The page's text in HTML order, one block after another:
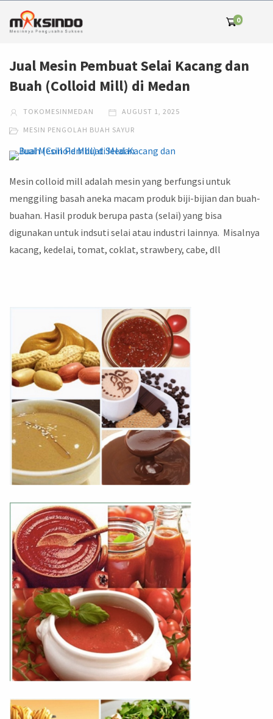
0
Jual Mesin Pembuat Selai Kacang dan
Buah (Colloid Mill) di Medan
TOKOMESINMEDAN AUGUST 1, 2025
MESIN PENGOLAH BUAH SAYUR
Mesin colloid mill adalah mesin yang berfungsi untuk
menggiling basah aneka macam produk biji-bijian dan buah-
buahan. Hasil produk berupa pasta (selai) yang bisa
digunakan untuk indsuti selai atau industri lainnya. Misalnya
kacang, kedelai, tomat, coklat, strawbery, cabe, dll